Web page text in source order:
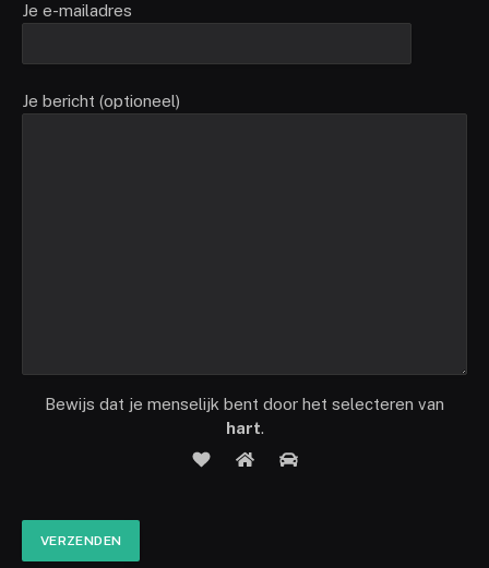
Je e-mailadres
Je bericht (optioneel)
Bewijs dat je menselijk bent door het selecteren van
hart.